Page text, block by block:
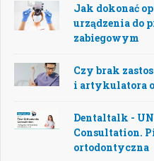
Jak dokonać
urządzenia do
zabiegowym
Czy brak
i artykulatora
Dentaltalk -
Consultation.
ortodontyczna